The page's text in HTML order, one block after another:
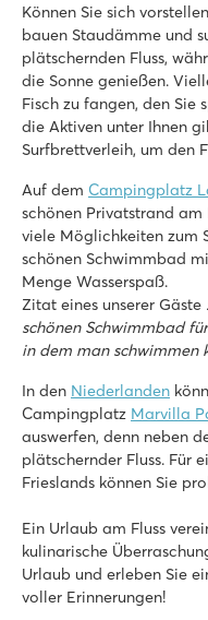
Frankreich - Südfrankreich -
★ ★ ★ ★
Schöner Innen- und
Unterkünfte auf
Unweit Ruoms mit
Verdon Parc
Verdon Parc
Frankreich - Südfrankreich -
★ ★
Gepflegte
Unterhaltsame
Le Ty Nadan
Le Ty Nadan
Frankreich - Nordfrankreich
★ ★ ★
Beheizter
Viele Aktivitäten auf
Direkte Lage am
Können Sie sich
bauen Staudämme und
plätschernden Fluss,
die Sonne genießen.
Fisch zu fangen, den Sie
die Aktiven unter Ihnen
Surfbrettverleih, um den
Auf dem Campingplatz
schönen Privatstrand
viele Möglichkeiten zum
schönen Schwimmbad
Menge Wasserspaß.
Zitat eines unserer Gäste
schönen Schwimmbad
in dem man schwimmen
In den Niederlanden
Campingplatz Marvilla
auswerfen, denn neben
plätschernder Fluss. Für
Frieslands können Sie
Ein Urlaub am Fluss
kulinarische
Urlaub und erleben Sie
voller Erinnerungen!